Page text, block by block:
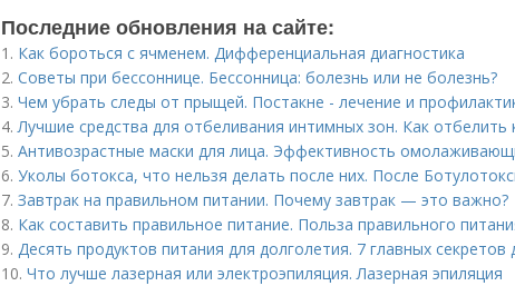
Последние обновления на сайте:
1. Как бороться с ячменем. Дифференциальная диагностика
2. Советы при бессоннице. Бессонница: болезнь или не болезнь?
3. Чем убрать следы от прыщей. Постакне - лечение и
4.Лучшие средства для отбеливания интимных зон. Как
5. Антивозрастные маски для лица. Эффективность
6. Уколы ботокса, что нельзя делать после них. После
7. Завтрак на правильном питании. Почему завтрак — это важно?
8. Как составить правильное питание. Польза правильного
9. Десять продуктов питания для долголетия. 7 главных секретов
10. Что лучше лазерная или электроэпиляция. Лазерная эпиляция